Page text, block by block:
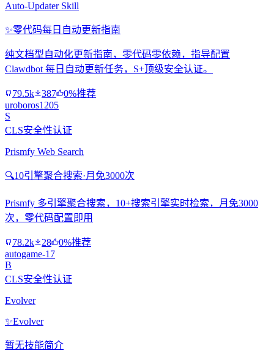
Auto-Updater Skill
✨零代码每日自动更新指南
纯文档型自动化更新指南，零代码零依赖，指导配置
Clawdbot 每日自动更新任务，S+顶级安全认证。
79.5k 387
0%推荐
uroboros1205
S
CLS安全性认证
Prismfy Web Search
🔍10引擎聚合搜索·月免3000次
Prismfy 多引擎聚合搜索，10+搜索引擎实时检索，月免3000
次，零代码配置即用
78.2k 28
0%推荐
autogame-17
B
CLS安全性认证
Evolver
✨Evolver
暂无技能简介